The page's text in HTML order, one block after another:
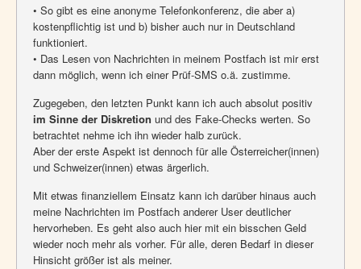
• So gibt es eine anonyme Telefonkonferenz, die aber a)
kostenpflichtig ist und b) bisher auch nur in Deutschland
funktioniert.
• Das Lesen von Nachrichten in meinem Postfach ist mir erst
dann möglich, wenn ich einer Prüf-SMS o.ä. zustimme.
Zugegeben, den letzten Punkt kann ich auch absolut positiv
im Sinne der Diskretion und des Fake-Checks werten. So
betrachtet nehme ich ihn wieder halb zurück.
Aber der erste Aspekt ist dennoch für alle Österreicher(innen)
und Schweizer(innen) etwas ärgerlich.
Mit etwas finanziellem Einsatz kann ich darüber hinaus auch
meine Nachrichten im Postfach anderer User deutlicher
hervorheben. Es geht also auch hier mit ein bisschen Geld
wieder noch mehr als vorher. Für alle, deren Bedarf in dieser
Hinsicht größer ist als meiner.